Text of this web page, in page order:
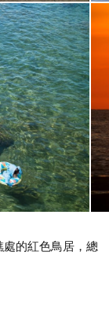
的紅色鳥居，總